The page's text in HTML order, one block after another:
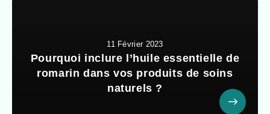
11 Février 2023
Pourquoi inclure l’huile essentielle de
romarin dans vos produits de soins
naturels ?